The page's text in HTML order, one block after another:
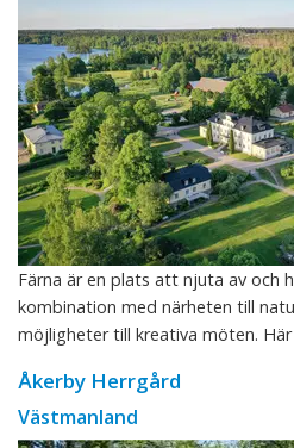
Färna är en plats att njuta av och
kombination med närheten till
möjligheter till kreativa möten.
Åkerby Herrgård
Västmanland